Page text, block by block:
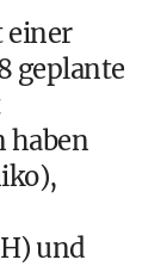
einer
geplante
haben
und